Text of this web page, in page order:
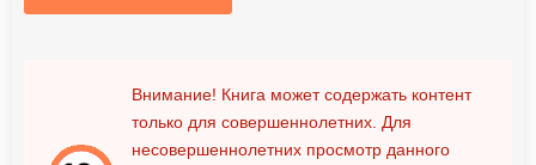
Внимание! Книга может содержать контент
только для совершеннолетних. Для
несовершеннолетних просмотр данного